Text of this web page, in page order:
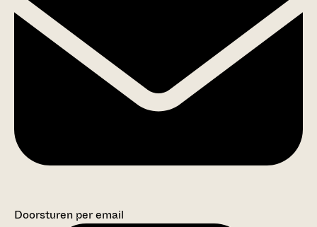
Doorsturen per email